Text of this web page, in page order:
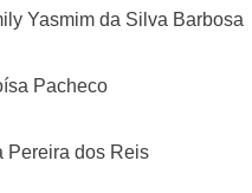
Yasmim da Silva Barbosa
Pacheco
Pereira dos Reis